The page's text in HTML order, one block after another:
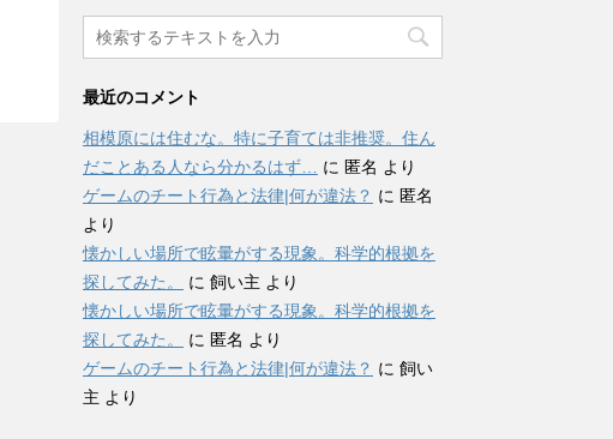
最近のコメント
相模原には住むな。特に子育ては非推奨。住ん
だことある人なら分かるはず… に 匿名 より
ゲームのチート行為と法律|何が違法？ に 匿名
より
懐かしい場所で眩暈がする現象。科学的根拠を
探してみた。
に 飼い主 より
懐かしい場所で眩暈がする現象。科学的根拠を
探してみた。
に 匿名 より
ゲームのチート行為と法律|何が違法？ に 飼い
主 より